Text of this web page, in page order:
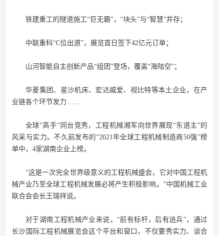
铁建重工的隧道施工“巨无霸”，“块头”与“智慧”并存；
中联重科“C位出道”，展览首日签下42亿元订单；
山河智能自主创新产品“组团”登场，覆盖“海陆空”；
华菱集团、星沙机床、宏达威爱、视比特等本土企业，在产
业链各个环节发力……
全球“高手”同台竞秀，工程机械湘军向世界展现“东道主”的
风采与实力。不久前发布的“2021年全球工程机械制造商50强”榜
单中，4家湖南企业上榜。
“这是一次完全世界级意义的工程机械盛会，它对中国工程机
械产业乃至全球工程机械发展必将产生积极影响。”中国机械工业
联合会会长王瑞祥说。
对于湖南工程机械产业来说，“前有标杆，后有追兵”，通过
长沙国际工程机械展览会这个平台和窗口，不仅要秀实力、谈合